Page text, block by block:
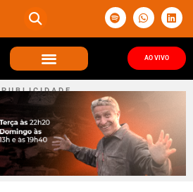
AO VIVO
P U B L I C I D A D E